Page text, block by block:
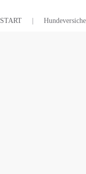
START